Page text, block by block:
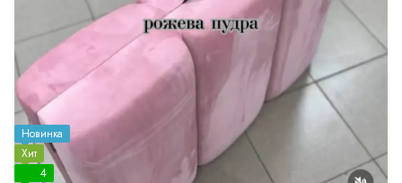
Новинка
Хит
4